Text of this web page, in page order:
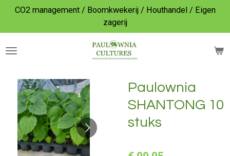
Ga
naar
de
CO2 management / Boomkwekerij / Houthandel / Eigen
zagerij
Paulownia
SHANTONG 10
stuks